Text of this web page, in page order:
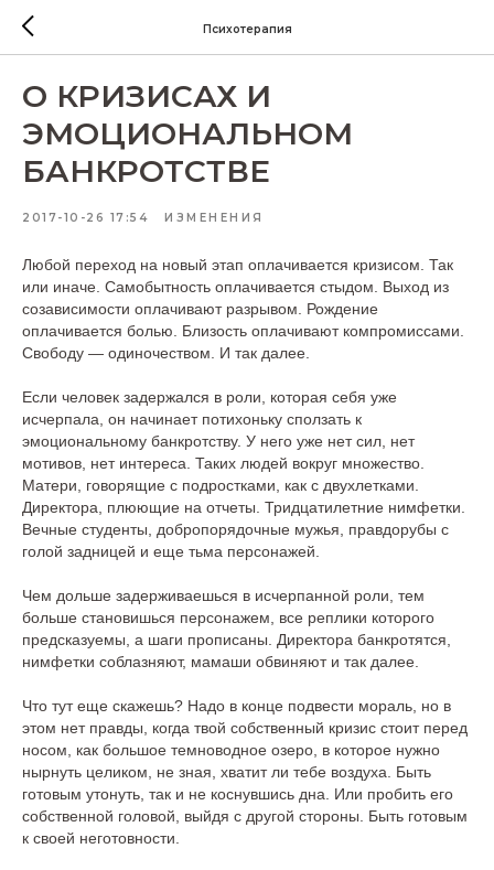
Психотерапия
О КРИЗИСАХ И
ЭМОЦИОНАЛЬНОМ
БАНКРОТСТВЕ
2017-10-26 17:54 ИЗМЕНЕНИЯ
Любой переход на новый этап оплачивается кризисом. Так
или иначе. Самобытность оплачивается стыдом. Выход из
созависимости оплачивают разрывом. Рождение
оплачивается болью. Близость оплачивают компромиссами.
Свободу — одиночеством. И так далее.
Если человек задержался в роли, которая себя уже
исчерпала, он начинает потихоньку сползать к
эмоциональному банкротству. У него уже нет сил, нет
мотивов, нет интереса. Таких людей вокруг множество.
Матери, говорящие с подростками, как с двухлетками.
Директора, плюющие на отчеты. Тридцатилетние нимфетки.
Вечные студенты, добропорядочные мужья, правдорубы с
голой задницей и еще тьма персонажей.
Чем дольше задерживаешься в исчерпанной роли, тем
больше становишься персонажем, все реплики которого
предсказуемы, а шаги прописаны. Директора банкротятся,
нимфетки соблазняют, мамаши обвиняют и так далее.
Что тут еще скажешь? Надо в конце подвести мораль, но в
этом нет правды, когда твой собственный кризис стоит перед
носом, как большое темноводное озеро, в которое нужно
нырнуть целиком, не зная, хватит ли тебе воздуха. Быть
готовым утонуть, так и не коснувшись дна. Или пробить его
собственной головой, выйдя с другой стороны. Быть готовым
к своей неготовности.